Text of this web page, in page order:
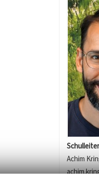
Schulleiter
Achim